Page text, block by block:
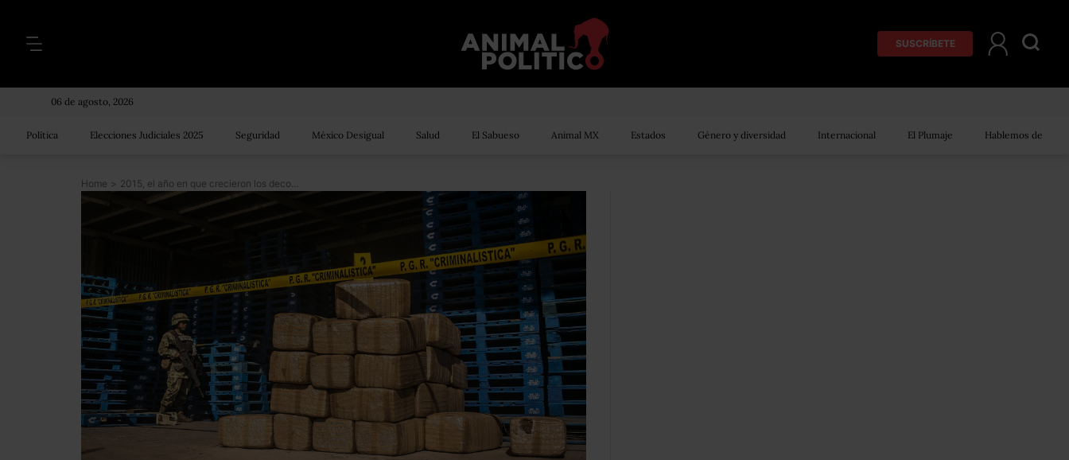
SUSCRÍBETE
06 de agosto, 2026
Política Elecciones Judiciales 2025 Seguridad México Desigual Salud El Sabueso Animal MX Estados Género y diversidad Internacional El Plumaje Hablemos de
Home > 2015, el año en que crecieron los decomisos de droga pero bajaron las detenciones